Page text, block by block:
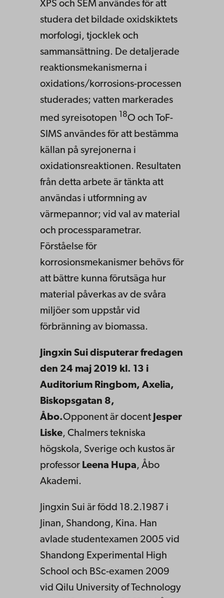
XPS och SEM användes för att
studera det bildade oxidskiktets
morfologi, tjocklek och
sammansättning. De detaljerade
reaktionsmekanismerna i
oxidations/korrosions-processen
studerades; vatten markerades
med syreisotopen
18O och ToF-
SIMS användes för att bestämma
källan på syrejonerna i
oxidationsreaktionen. Resultaten
från detta arbete är tänkta att
användas i utformning av
värmepannor; vid val av material
och processparametrar.
Förståelse för
korrosionsmekanismer behövs för
att bättre kunna förutsäga hur
material påverkas av de svåra
miljöer som uppstår vid
förbränning av biomassa.
Jingxin Sui disputerar fredagen
den 24 maj 2019 kl. 13 i
Auditorium Ringbom, Axelia,
Biskopsgatan 8,
Åbo.Opponent är docent Jesper
Liske, Chalmers tekniska
högskola, Sverige och kustos är
professor Leena Hupa, Åbo
Akademi.
Jingxin Sui är född 18.2.1987 i
Jinan, Shandong, Kina. Han
avlade studentexamen 2005 vid
Shandong Experimental High
School och BSc-examen 2009
vid Qilu University of Technology